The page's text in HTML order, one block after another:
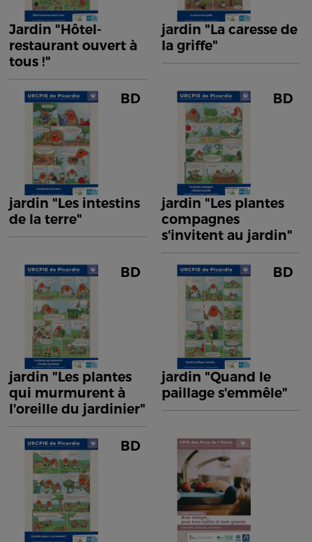
Jardin "Hôtel-
restaurant ouvert à
tous !"
jardin "La caresse de
la griffe"
BD
jardin "Les intestins
de la terre"
BD
jardin "Les plantes
compagnes
s'invitent au jardin"
BD
jardin "Les plantes
qui murmurent à
l'oreille du jardinier"
BD
jardin "Quand le
paillage s'emmêle"
BD